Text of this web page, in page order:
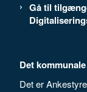
Gå til
Det
Det er